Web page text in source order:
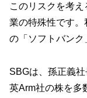
このリスクを考
業の特殊性です
の「ソフトバンク
SBGは、孫正義
英Arm社の株を多